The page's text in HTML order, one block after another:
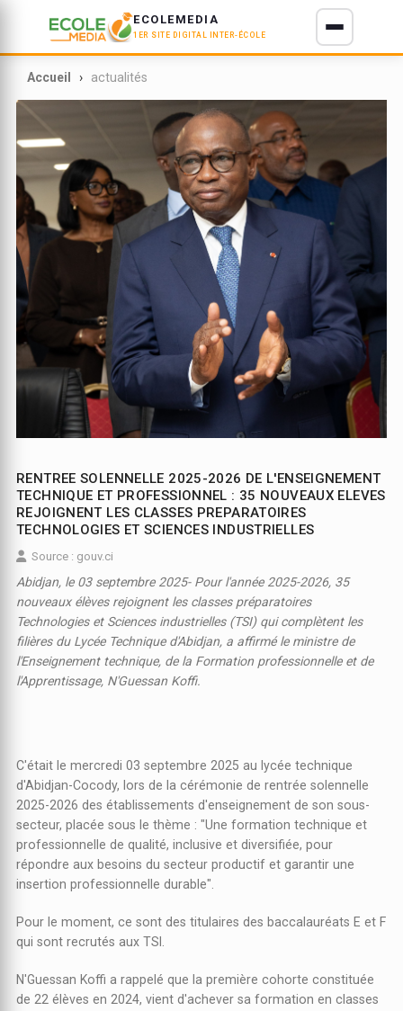
ECOLEMEDIA
1ER SITE DIGITAL INTER-ÉCOLE
Accueil actualités
RENTREE SOLENNELLE 2025-2026 DE L'ENSEIGNEMENT
TECHNIQUE ET PROFESSIONNEL : 35 NOUVEAUX ELEVES
REJOIGNENT LES CLASSES PREPARATOIRES
TECHNOLOGIES ET SCIENCES INDUSTRIELLES
Source : gouv.ci
Abidjan, le 03 septembre 2025- Pour l'année 2025-2026, 35
nouveaux élèves rejoignent les classes préparatoires
Technologies et Sciences industrielles (TSI) qui complètent les
filières du Lycée Technique d'Abidjan, a affirmé le ministre de
l'Enseignement technique, de la Formation professionnelle et de
l'Apprentissage, N'Guessan Koffi.
C'était le mercredi 03 septembre 2025 au lycée technique
d'Abidjan-Cocody, lors de la cérémonie de rentrée solennelle
2025-2026 des établissements d'enseignement de son sous-
secteur, placée sous le thème : "Une formation technique et
professionnelle de qualité, inclusive et diversifiée, pour
répondre aux besoins du secteur productif et garantir une
insertion professionnelle durable".
Pour le moment, ce sont des titulaires des baccalauréats E et F
qui sont recrutés aux TSI.
N'Guessan Koffi a rappelé que la première cohorte constituée
de 22 élèves en 2024, vient d'achever sa formation en classes